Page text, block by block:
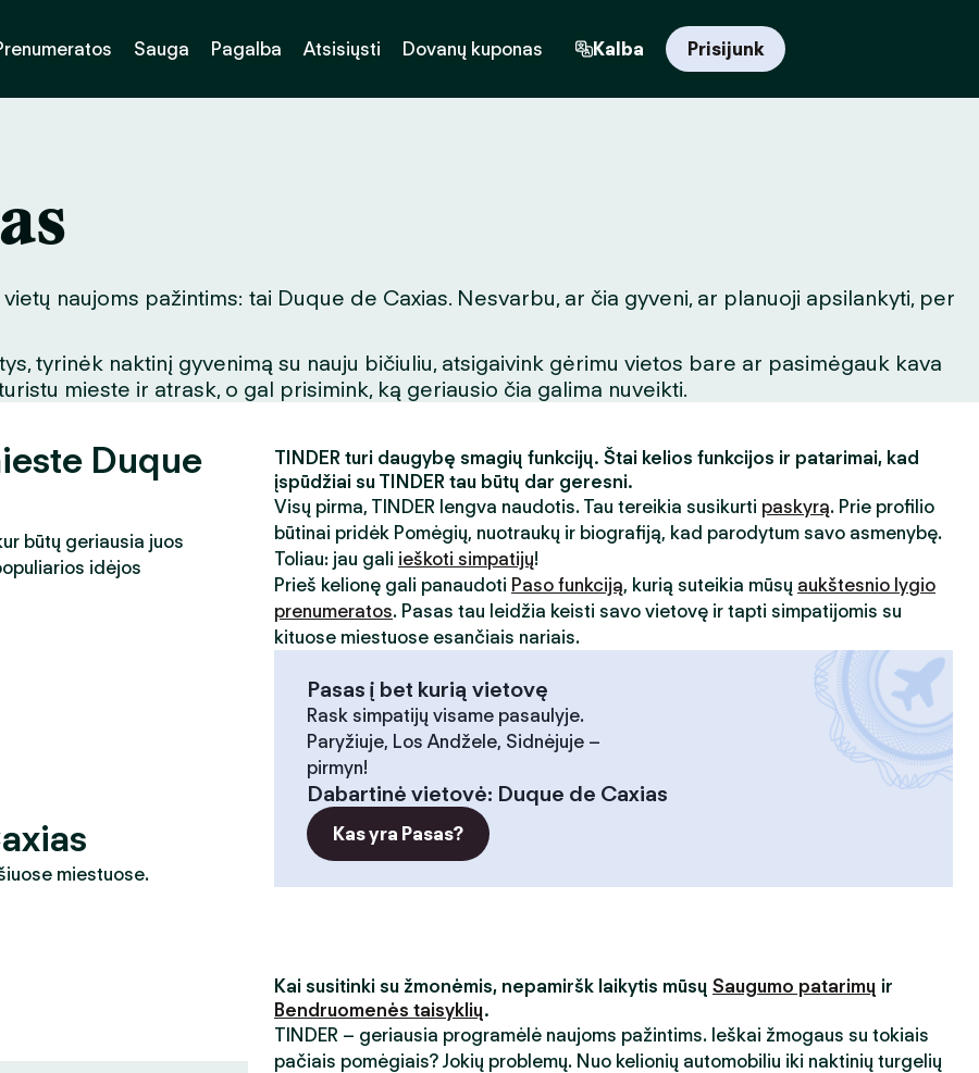
Sauga Pagalba Atsisiųsti Dovanų kuponas Kalba Prisijunk
naujoms pažintims: tai Duque de Caxias. Nesvarbu, ar čia gyveni, ar planuoji apsilankyti, per
tyrinėk naktinį gyvenimą su nauju bičiuliu, atsigaivink gėrimu vietos bare ar pasimėgauk kava
mieste ir atrask, o gal prisimink, ką geriausio čia galima nuveikti.
Duque
būtų geriausia juos
idėjos
miestuose.
TINDER turi daugybę smagių funkcijų. Štai kelios funkcijos ir patarimai, kad
įspūdžiai su TINDER tau būtų dar geresni.
Visų pirma, TINDER lengva naudotis. Tau tereikia susikurti paskyrą. Prie profilio
būtinai pridėk Pomėgių, nuotraukų ir biografiją, kad parodytum savo asmenybę.
Toliau: jau gali ieškoti simpatijų!
Prieš kelionę gali panaudoti Paso funkciją, kurią suteikia mūsų aukštesnio lygio
prenumeratos. Pasas tau leidžia keisti savo vietovę ir tapti simpatijomis su
kituose miestuose esančiais nariais.
Pasas į bet kurią vietovę
Rask simpatijų visame pasaulyje.
Paryžiuje, Los Andžele, Sidnėjuje –
pirmyn!
Dabartinė vietovė: Duque de Caxias
Kas yra Pasas?
Kai susitinki su žmonėmis, nepamiršk laikytis mūsų Saugumo patarimų ir
Bendruomenės taisyklių.
TINDER – geriausia programėlė naujoms pažintims. Ieškai žmogaus su tokiais
pačiais pomėgiais? Jokių problemų. Nuo kelionių automobiliu iki naktinių turgelių